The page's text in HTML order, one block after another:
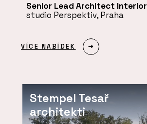
Senior Lead Architect Interior
studio Perspektiv, Praha
VÍCE NABÍDEK
Stempel Tesař
architekti